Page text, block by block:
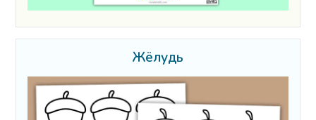
Жёлудь